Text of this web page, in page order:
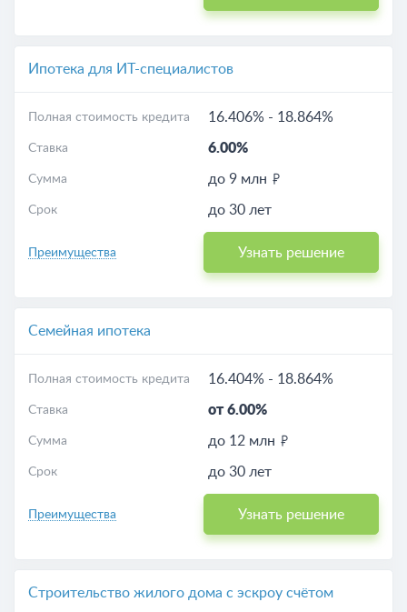
Ипотека для ИТ-специалистов
Полная стоимость кредита 16.406% - 18.864%
Ставка 6.00%
Сумма до 9 млн
Срок до 30 лет
Преимущества Узнать решение
Семейная ипотека
Полная стоимость кредита 16.404% - 18.864%
Ставка от 6.00%
Сумма до 12 млн
Срок до 30 лет
Преимущества Узнать решение
Строительство жилого дома с эскроу счётом